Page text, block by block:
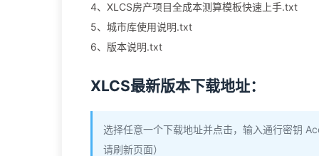
4、XLCS房产项目全成本测算模板快速上手.txt
5、城市库使用说明.txt
6、版本说明.txt
XLCS最新版本下载地址：
选择任意一个下载地址并点击，输入通行密钥
请刷新页面）